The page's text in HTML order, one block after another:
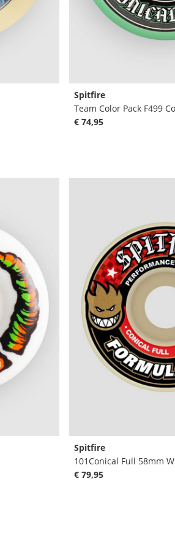
Spitfire
Team Color Pack F499
€ 74,95
Spitfire
101Conical Full 58mm
€ 79,95